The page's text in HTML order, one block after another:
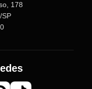
pelo SAC para tirar
Grupo VIP
178
SP